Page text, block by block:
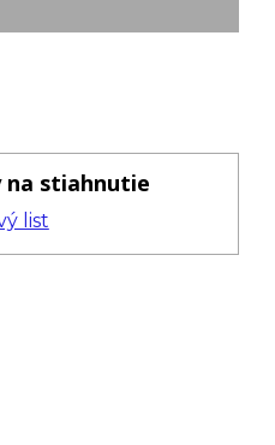
na stiahnutie
list